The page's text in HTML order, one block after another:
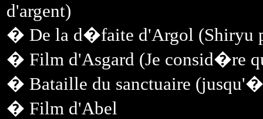
d'argent)
� De la d�faite d'Argol (Shiryu
� Film d'Asgard (Je consid�re
� Bataille du sanctuaire
� Film d'Abel